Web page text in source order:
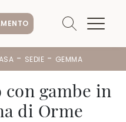
- SEDIE - GEMMA
gambe in
di Orme